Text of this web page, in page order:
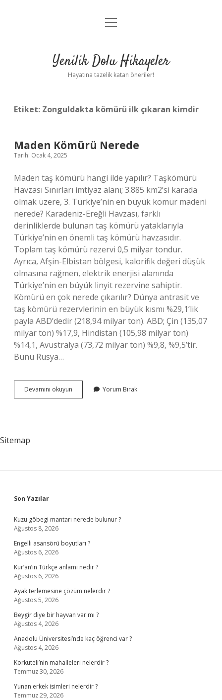
Anasayfa
Yasal Uyarı
menüyü
Yenilik Dolu Hikayeler
Hayatına tazelik katan öneriler!
Etiket: Zonguldakta kömürü ilk çıkaran kimdir
Maden Kömürü Nerede
Tarih: Ocak 4, 2025
Maden taş kömürü hangi ilde yapılır? Taşkömürü
Havzası Sınırları imtiyaz alanı; 3.885 km2’si karada
olmak üzere, 3. Türkiye’nin en büyük kömür madeni
nerede? Karadeniz-Ereğli Havzası, farklı
derinliklerde bulunan taş kömürü yataklarıyla
Türkiye’nin en önemli taş kömürü havzasıdır.
Toplam taş kömürü rezervi 0,5 milyar tondur.
Ayrıca, Afşin-Elbistan bölgesi, kalorifik değeri düşük
olmasına rağmen, elektrik enerjisi alanında
Türkiye’nin en büyük linyit rezervine sahiptir.
Kömürü en çok nerede çıkarılır? Dünya antrasit ve
taş kömürü rezervlerinin en büyük kısmı %29,1’lik
payla ABD’dedir (218,94 milyar ton). ABD; Çin (135,07
milyar ton) %17,9, Hindistan (105,98 milyar ton)
%14,1, Avustralya (73,72 milyar ton) %9,8, %9,5’tir.
Bunu Rusya…
Devamını okuyun
Kömürü
Yorum Bırak
Sitemap
Sidebar
Son Yazılar
Kuzu göbegi mantarı nerede bulunur ?
Ağustos 8, 2026
Engelli asansörü boyutları ?
Ağustos 6, 2026
Kur’an’ın Türkçe anlamı nedir ?
Ağustos 6, 2026
Ayak terlemesine çözüm nelerdir ?
Ağustos 5, 2026
Beygir diye bir hayvan var mı ?
Ağustos 4, 2026
Anadolu Üniversitesi’nde kaç öğrenci var ?
Ağustos 4, 2026
Korkuteli’nin mahalleleri nelerdir ?
Temmuz 30, 2026
Yunan erkek isimleri nelerdir ?
Temmuz 29, 2026